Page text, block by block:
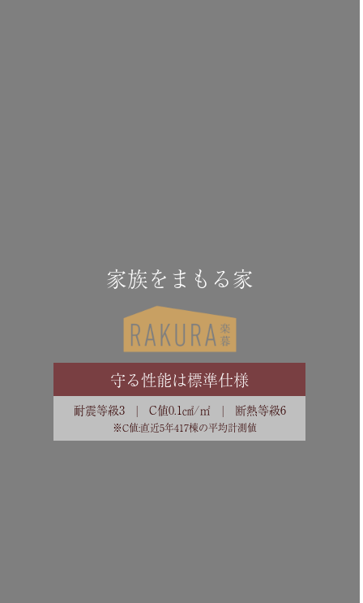
家族をまもる家
守る性能は標準仕様
耐震等級3 | C値0.1㎠/㎡ | 断熱等級6
※C値:直近5年417棟の平均計測値